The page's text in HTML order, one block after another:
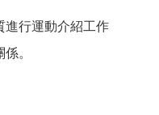
進行運動介紹工作
。